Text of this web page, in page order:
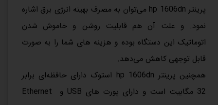
پرینتر hp 1606dn می‌توان به مصرف بهینه انرژی برق اشاره
نمود. و علت آن هم قابلیت روشن و خاموش شدن
اتوماتیک این دستگاه بوده و هزینه های شما را به صورت
قابل توجهی کاهش می‌دهد.
همچنین پرینتر hp 1606dn استوک دارای حافظه‌ای برابر
32 مگابیت است و دارای پورت های USB و Ethernet